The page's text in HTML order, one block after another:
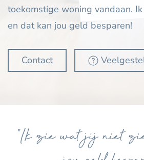
toekomstige woning vandaan.
en dat kan jou geld besparen!
Contact
"Ik zie wat jij niet